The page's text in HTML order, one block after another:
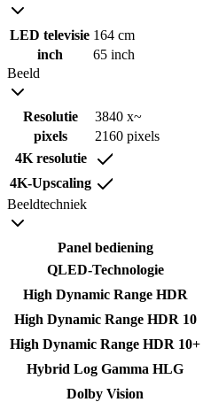
LED televisie 164 cm
inch
65 inch
Beeld
Resolutie
3840 x~
pixels
2160 pixels
4K resolutie
4K-Upscaling
Beeldtechniek
Panel bediening
QLED-Technologie
High Dynamic Range HDR
High Dynamic Range HDR 10
High Dynamic Range HDR 10+
Hybrid Log Gamma HLG
Dolby Vision